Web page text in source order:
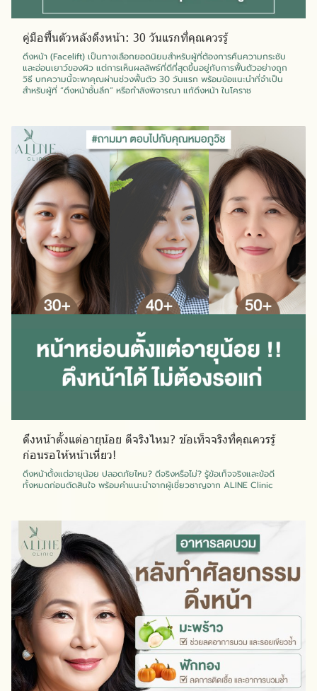
คู่มือฟื้นตัวหลังดึงหน้า: 30 วันแรกที่คุณควรรู้
ดึงหน้า (Facelift) เป็นทางเลือกยอดนิยมสำหรับผู้ที่ต้องการคืนความกระชับ
และอ่อนเยาว์ของผิว แต่การเห็นผลลัพธ์ที่ดีที่สุดขึ้นอยู่กับการฟื้นตัวอย่างถูก
วิธี บทความนี้จะพาคุณผ่านช่วงฟื้นตัว 30 วันแรก พร้อมข้อแนะนำที่จำเป็น
สำหรับผู้ที่ “ดึงหน้าชั้นลึก” หรือกำลังพิจารณา แก้ดึงหน้า ในโคราช
ดึงหน้าตั้งแต่อายุน้อย ดีจริงไหม? ข้อเท็จจริงที่คุณควรรู้
ก่อนรอให้หน้าเหี่ยว!
ดึงหน้าตั้งแต่อายุน้อย ปลอดภัยไหม? ดีจริงหรือไม่? รู้ข้อเท็จจริงและข้อดี
ทั้งหมดก่อนตัดสินใจ พร้อมคำแนะนำจากผู้เชี่ยวชาญจาก ALINE Clinic